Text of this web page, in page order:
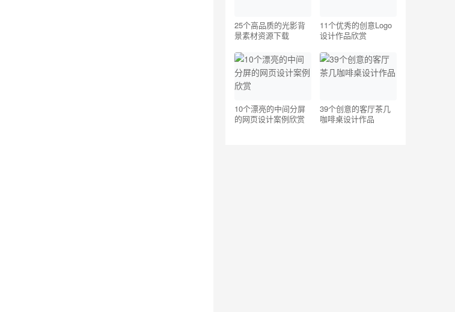
25个高品质的光影背
景素材资源下载
11个优秀的创意Logo
设计作品欣赏
10个漂亮的中间分屏
的网页设计案例欣赏
39个创意的客厅茶几
咖啡桌设计作品